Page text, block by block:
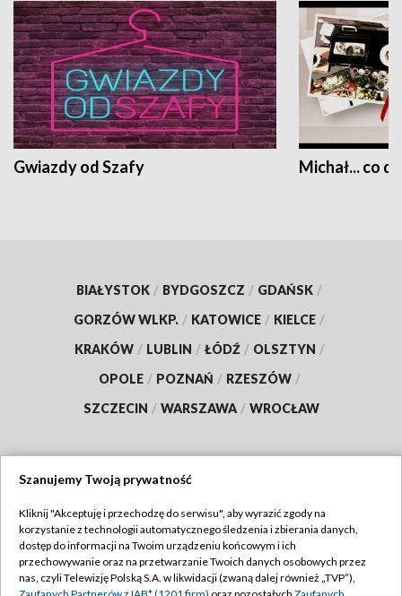
Gwiazdy od Szafy Michał... co
BIAŁYSTOK / BYDGOSZCZ / GDAŃSK /
GORZÓW WLKP. / KATOWICE / KIELCE /
KRAKÓW / LUBLIN / ŁÓDŹ / OLSZTYN /
OPOLE / POZNAŃ / RZESZÓW /
SZCZECIN / WARSZAWA / WROCŁAW
TVP
Abonament TVP
Emisja w TVP
Regulamin TVP
Szanujemy Twoją prywatność
Kliknij "Akceptuję i przechodzę do serwisu", aby wyrazić zgody na
korzystanie z technologii automatycznego śledzenia i zbierania danych,
dostęp do informacji na Twoim urządzeniu końcowym i ich
przechowywanie oraz na przetwarzanie Twoich danych osobowych przez
nas, czyli Telewizję Polską S.A. w likwidacji (zwaną dalej również „TVP”),